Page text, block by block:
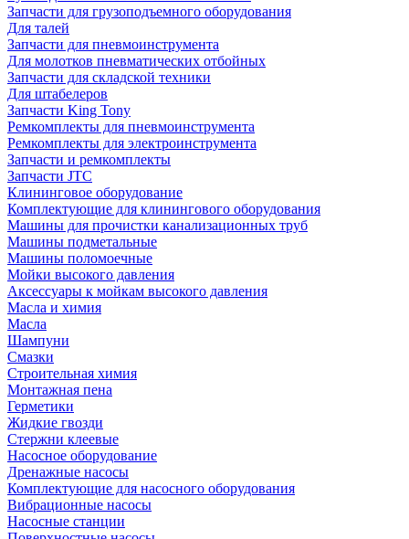
Запчасти для грузоподъемного оборудования
Для талей
Запчасти для пневмоинструмента
Для молотков пневматических отбойных
Запчасти для складской техники
Для штабелеров
Запчасти King Tony
Ремкомплекты для пневмоинструмента
Ремкомплекты для электроинструмента
Запчасти и ремкомплекты
Запчасти JTC
Клининговое оборудование
Комплектующие для клинингового оборудования
Машины для прочистки канализационных труб
Машины подметальные
Машины поломоечные
Мойки высокого давления
Аксессуары к мойкам высокого давления
Масла и химия
Масла
Шампуни
Смазки
Строительная химия
Монтажная пена
Герметики
Жидкие гвозди
Стержни клеевые
Насосное оборудование
Дренажные насосы
Комплектующие для насосного оборудования
Вибрационные насосы
Насосные станции